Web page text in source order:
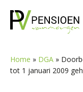
naar
naar
inhoud
naar
sidebar
naar
Home » DGA »
tot 1 januari 2009